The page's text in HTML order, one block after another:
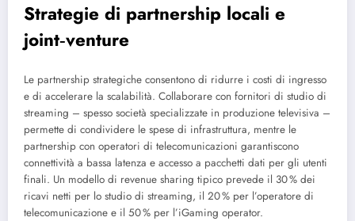
Strategie di partnership locali e
joint‑venture
Le partnership strategiche consentono di ridurre i costi di ingresso
e di accelerare la scalabilità. Collaborare con fornitori di studio di
streaming – spesso società specializzate in produzione televisiva –
permette di condividere le spese di infrastruttura, mentre le
partnership con operatori di telecomunicazioni garantiscono
connettività a bassa latenza e accesso a pacchetti dati per gli utenti
finali. Un modello di revenue sharing tipico prevede il 30 % dei
ricavi netti per lo studio di streaming, il 20 % per l’operatore di
telecomunicazione e il 50 % per l’iGaming operator.